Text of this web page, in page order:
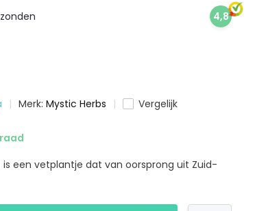
4,8
Merk:Mystic Herbs Vergelijk
een vetplantje dat van oorsprong uit Zuid-